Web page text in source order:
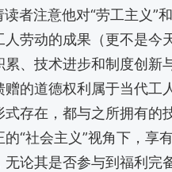
注意他对“劳工主义”和
人劳动的成果（更不是今
、技术进步和制度创新
赠的道德权利属于当代工
式存在，都与之所拥有的
“社会主义”视角下，享
无论其是否参与到福利完